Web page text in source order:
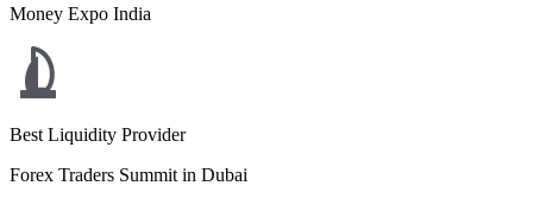
Money Expo India
Best Liquidity Provider
Forex Traders Summit in Dubai